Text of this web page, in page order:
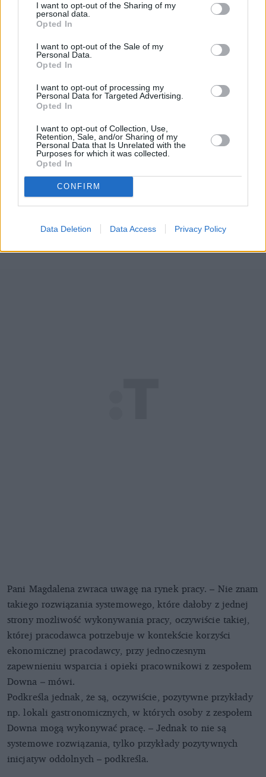
I want to opt-out of the Sharing of my
personal data.
Opted In
I want to opt-out of the Sale of my
Personal Data.
Opted In
I want to opt-out of processing my
Personal Data for Targeted Advertising.
Opted In
I want to opt-out of Collection, Use,
Retention, Sale, and/or Sharing of my
Personal Data that Is Unrelated with the
Purposes for which it was collected.
Opted In
CONFIRM
Data Deletion Data Access Privacy Policy
niepełnosprawne dzieci. Jak można pomóc
fundacji?
– Kochamy Małgosię tak samo jak pozostałe nasze
córki i zrobimy dla niej wszystko, co w naszych
możliwościach – dodaje na koniec.
Pani Magdalena, mama Kuby
Ponownie pytam o trudności w życiu dziecka z
zespołem Downa. – Moim zdaniem największą
barierą w wychowywaniu naszego syna jest
niedostosowanie systemu edukacji i systemu rynku
pracy do potrzeb naszych dzieci – mówi.
Pani Magdalena zwraca uwagę na rynek pracy. – Nie znam
takiego rozwiązania systemowego, które dałoby z jednej
strony możliwość wykonywania pracy, oczywiście takiej,
której pracodawca potrzebuje w kontekście korzyści
ekonomicznej pracodawcy, przy jednoczesnym
zapewnieniu wsparcia i opieki pracownikowi z zespołem
Downa – mówi.
Podkreśla jednak, że są, oczywiście, pozytywne przykłady
np. lokali gastronomicznych, w których osoby z zespołem
Downa mogą wykonywać pracę. – Jednak to nie są
systemowe rozwiązania, tylko przykłady pozytywnych
inicjatyw oddolnych – podkreśla.